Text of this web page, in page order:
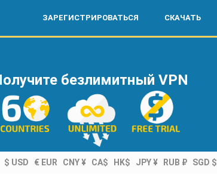
ЗАРЕГИСТРИРОВАТЬСЯ СКАЧАТЬ
безлимитный VPN
$ USD € EUR CNY ¥ CA$ HK$ JPY ¥ RUB ₽ SGD $